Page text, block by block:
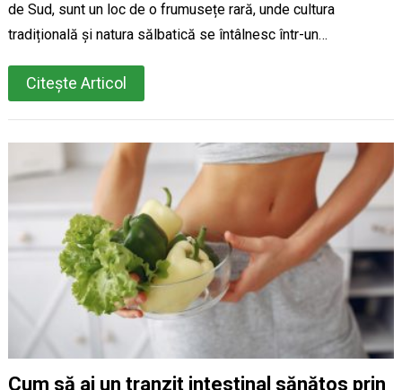
de Sud, sunt un loc de o frumusețe rară, unde cultura
tradițională și natura sălbatică se întâlnesc într-un…
Citește Articol
Cum să ai un tranzit intestinal sănătos prin